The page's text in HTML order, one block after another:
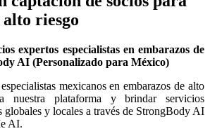
alto riesgo
expertos especialistas en embarazos de
AI (Personalizado para México)
mexicanos en embarazos de alto
nuestra plataforma y brindar servicios
globales y locales a través de StrongBody AI
AI.